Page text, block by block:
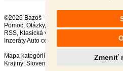
Zmeniť
©2026 Bazoš -
Inzercia, bazár
Pomoc, Otázky, Hodnotenie
RSS,
Inzeráty Auto celkom:
, za 24 hodín:
Mapa kategórií
Najvyhľadávanejšie výrazy
Krajiny: Slovensko